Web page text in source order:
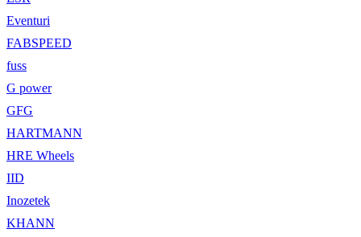
Eventuri
FABSPEED
fuss
G power
GFG
HARTMANN
HRE Wheels
IID
Inozetek
KHANN